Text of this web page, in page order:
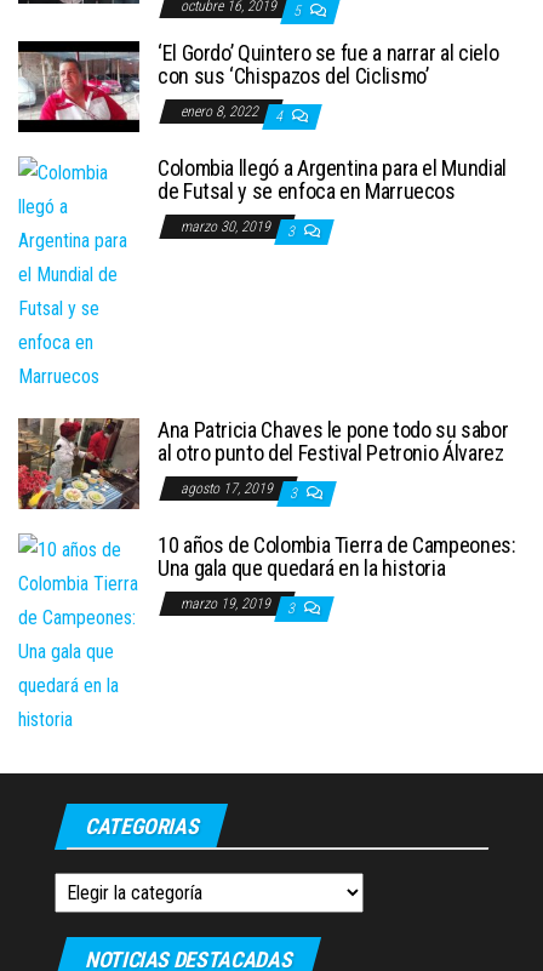
octubre 16, 2019 5
‘El Gordo’ Quintero se fue a narrar al cielo
con sus ‘Chispazos del Ciclismo’
enero 8, 2022 4
Colombia llegó a Argentina para el Mundial
de Futsal y se enfoca en Marruecos
marzo 30, 2019 3
Ana Patricia Chaves le pone todo su sabor
al otro punto del Festival Petronio Álvarez
agosto 17, 2019 3
10 años de Colombia Tierra de Campeones:
Una gala que quedará en la historia
marzo 19, 2019 3
CATEGORIAS
Categorias
NOTICIAS DESTACADAS